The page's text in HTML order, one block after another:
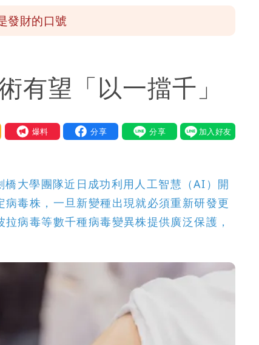
發財的口號
有望「以一擋千」
我要爆料
橋大學團隊近日成功利用人工智慧（AI）開
毒株，一旦新變種出現就必須重新研發更
病毒等數千種病毒變異株提供廣泛保護，